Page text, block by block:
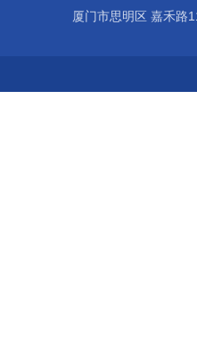
厦门市思明区 嘉禾路